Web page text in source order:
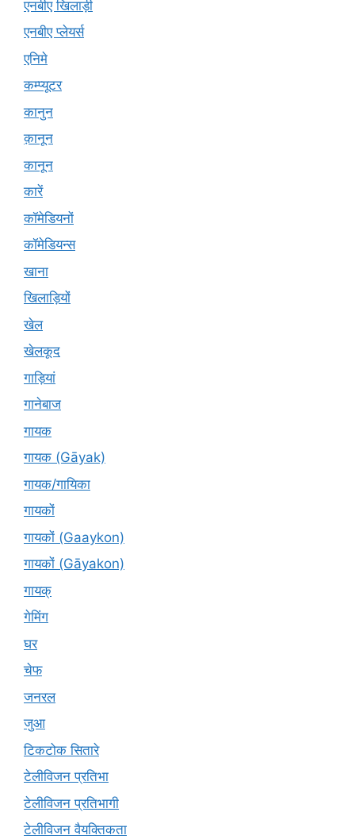
एनबीए खिलाड़ी
एनबीए प्लेयर्स
एनिमे
कम्प्यूटर
कानुन
क़ानून
कानून
कारें
कॉमेडियनों
कॉमेडियन्स
खाना
खिलाड़ियों
खेल
खेलकूद
गाड़ियां
गानेबाज
गायक
गायक (Gāyak)
गायक/गायिका
गायकों
गायकों (Gaaykon)
गायकों (Gāyakon)
गायक्
गेमिंग
घर
चेफ
जनरल
जुआ
टिकटोक सितारे
टेलीविजन प्रतिभा
टेलीविजन प्रतिभागी
टेलीविजन वैयक्तिकता